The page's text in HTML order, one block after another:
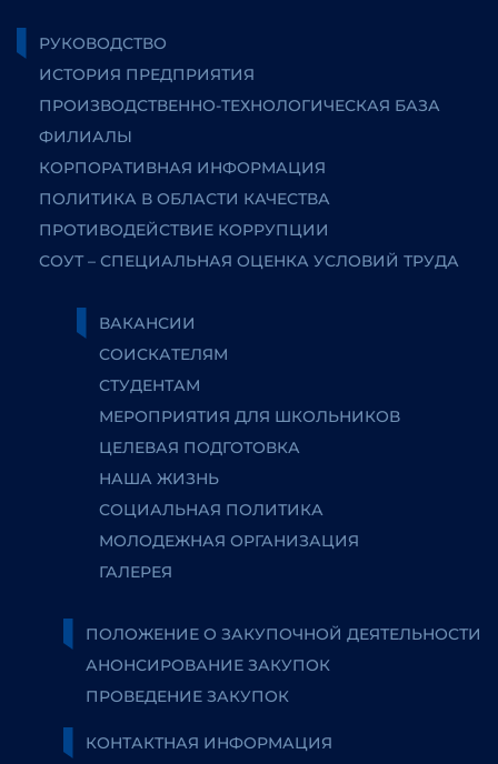
РУКОВОДСТВО
ИСТОРИЯ ПРЕДПРИЯТИЯ
ПРОИЗВОДСТВЕННО-ТЕХНОЛОГИЧЕСКАЯ БАЗА
ФИЛИАЛЫ
КОРПОРАТИВНАЯ ИНФОРМАЦИЯ
ПОЛИТИКА В ОБЛАСТИ КАЧЕСТВА
ПРОТИВОДЕЙСТВИЕ КОРРУПЦИИ
СОУТ – СПЕЦИАЛЬНАЯ ОЦЕНКА УСЛОВИЙ ТРУДА
ВАКАНСИИ
СОИСКАТЕЛЯМ
СТУДЕНТАМ
МЕРОПРИЯТИЯ ДЛЯ ШКОЛЬНИКОВ
ЦЕЛЕВАЯ ПОДГОТОВКА
НАША ЖИЗНЬ
СОЦИАЛЬНАЯ ПОЛИТИКА
МОЛОДЕЖНАЯ ОРГАНИЗАЦИЯ
ГАЛЕРЕЯ
ПОЛОЖЕНИЕ О ЗАКУПОЧНОЙ ДЕЯТЕЛЬНОСТИ
АНОНСИРОВАНИЕ ЗАКУПОК
ПРОВЕДЕНИЕ ЗАКУПОК
КОНТАКТНАЯ ИНФОРМАЦИЯ